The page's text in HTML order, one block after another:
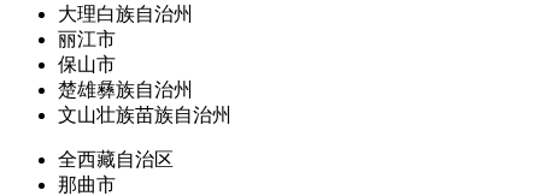
大理白族自治州
丽江市
保山市
楚雄彝族自治州
文山壮族苗族自治州
全西藏自治区
那曲市